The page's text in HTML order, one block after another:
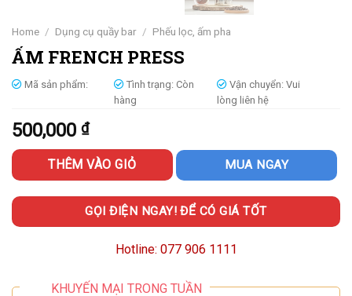
Home / Dụng cụ quầy bar / Phếu lọc, ấm pha
ẤM FRENCH PRESS
Mã sản phẩm: Tình trạng: Còn
hàng
Vận chuyển: Vui
lòng liên hệ
500,000 ₫
THÊM VÀO GIỎ MUA NGAY
GỌI ĐIỆN NGAY! ĐỂ CÓ GIÁ TỐT
Hotline: 077 906 1111
KHUYẾN MẠI TRONG TUẦN